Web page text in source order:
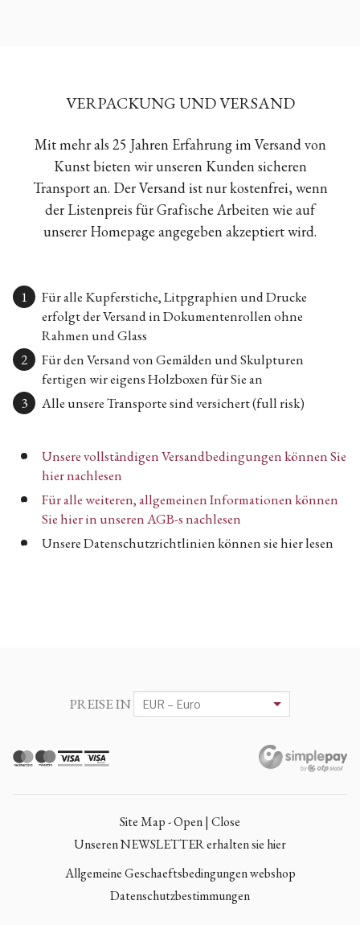
VERPACKUNG UND VERSAND
Mit mehr als 25 Jahren Erfahrung im Versand von
Kunst bieten wir unseren Kunden sicheren
Transport an. Der Versand ist nur kostenfrei, wenn
der Listenpreis für Grafische Arbeiten wie auf
unserer Homepage angegeben akzeptiert wird.
Für alle Kupferstiche, Litpgraphien und Drucke
erfolgt der Versand in Dokumentenrollen ohne
Rahmen und Glass
Für den Versand von Gemälden und Skulpturen
fertigen wir eigens Holzboxen für Sie an
Alle unsere Transporte sind versichert (full risk)
Unsere vollständigen Versandbedingungen können Sie
hier nachlesen
Für alle weiteren, allgemeinen Informationen können
Sie hier in unseren AGB-s nachlesen
Unsere Datenschutzrichtlinien können sie hier lesen
PREISE IN
Site Map - Open | Close
Unseren NEWSLETTER erhalten sie hier
Allgemeine Geschaeftsbedingungen webshop
Datenschutzbestimmungen